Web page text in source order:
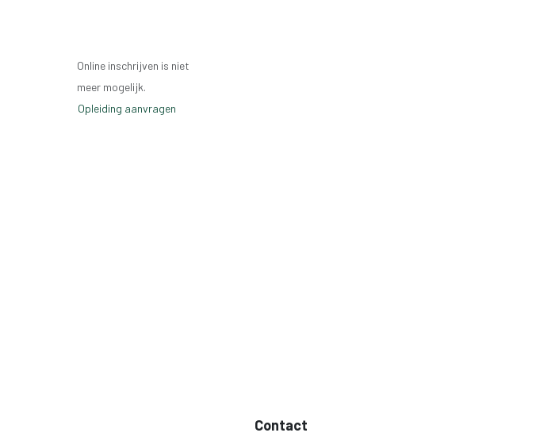
Online inschrijven is niet
meer mogelijk.
Opleiding aanvragen
Contact